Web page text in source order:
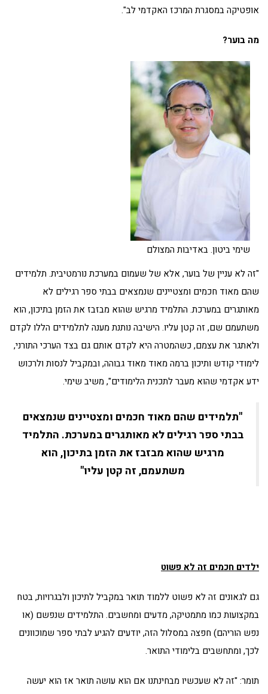
אופטיקה במסגרת המרכז האקדמי לב".
מה בוער?
שימי ביטון. באדיבות המצולם
"זה לא עניין של בוער, אלא של שעמום במערכת נורמטיבית. תלמידים
שהם מאוד חכמים ומצטיינים שנמצאים בבתי ספר רגילים לא
מאותגרים במערכת. התלמיד מרגיש שהוא מבזבז את הזמן בתיכון, הוא
משתעמם שם, זה קטן עליו. הישיבה נותנת מענה לתלמידים הללו לקדם
ולאתגר את עצמם, כשהמטרה היא לקדם אותם גם בצד הערכי התורני,
לימודי קודש ותיכון ברמה מאוד מאוד גבוהה, ובמקביל לנסות ולרכוש
ידע אקדמי שהוא מעבר לתכנית הלימודים", משיב שימי.
"תלמידים שהם מאוד חכמים ומצטיינים שנמצאים
בבתי ספר רגילים לא מאותגרים במערכת. התלמיד
מרגיש שהוא מבזבז את הזמן בתיכון, הוא
משתעמם, זה קטן עליו"
ילדים חכמים זה לא פשוט
גם לגאונים זה לא פשוט ללמוד תואר במקביל לתיכון ולבגרויות, בטח
במקצועות כמו מתמטיקה, מדעים ומחשבים. התלמידים שנפשם (או
נפש הוריהם) חפצה במסלול הזה, יודעים להגיע לבתי ספר שמוכוונים
לכך, ומתחשבים בלימודי התואר.
תומר: "זה לא שעכשיו מבחינתנו אם הוא עושה תואר אז הוא יעשה